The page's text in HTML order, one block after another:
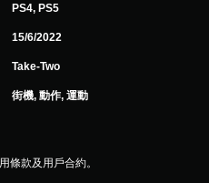
PS4, PS5
15/6/2022
Take-Two
街機, 動作, 運動
條款及用戶合約。